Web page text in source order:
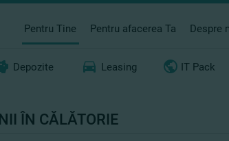
Pentru Tine Pentru afacerea Ta Despre
Depozite Leasing IT Pack
ÎN CĂLĂTORIE